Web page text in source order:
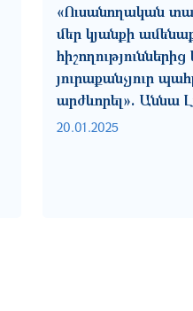
«Ուսանողական
մեր կյանքի
հիշողություններից
յուրաքանչյուր
արժևորել». Աննա
20.01.2025